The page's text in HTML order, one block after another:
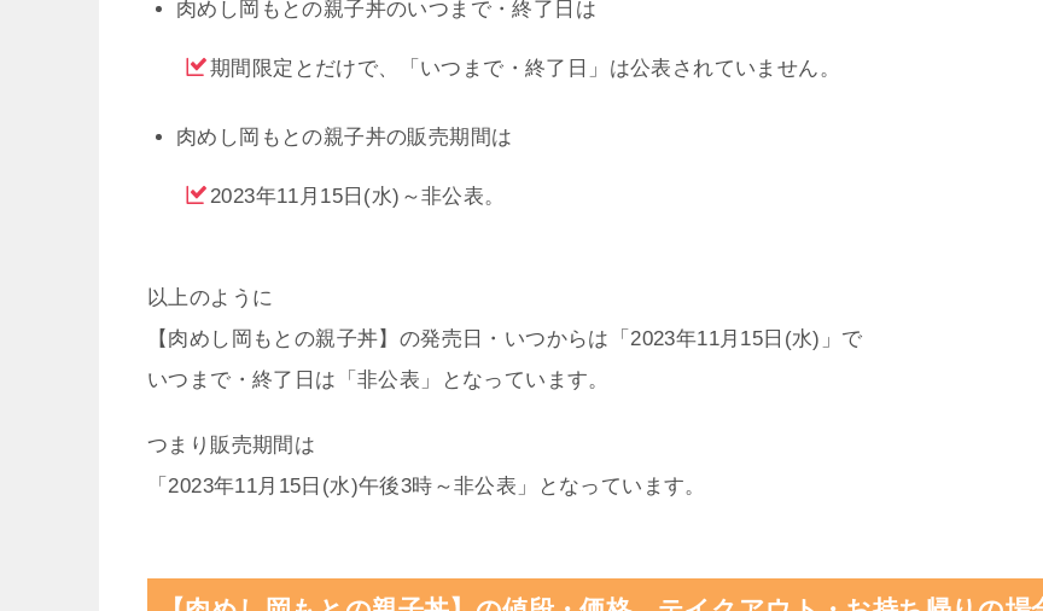
【肉めし岡もとの親子丼】の発売日・いつから、いつまで・終了日、販売期間
2023年11月15日(水)から
肉めし岡もとの親子丼のいつまで・終了日は
期間限定とだけで、「いつまで・終了日」は公表されていません。
肉めし岡もとの親子丼の販売期間は